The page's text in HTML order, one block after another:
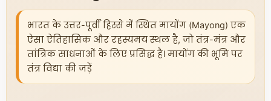
भारत के उत्तर-पूर्वी हिस्से में स्थित मायोंग (Mayong) एक
ऐसा ऐतिहासिक और रहस्यमय स्थल है, जो तंत्र-मंत्र और
तांत्रिक साधनाओं के लिए प्रसिद्ध है। मायोंग की भूमि पर
तंत्र विद्या की जड़ें